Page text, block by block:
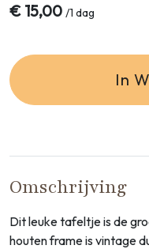
€ 15,00 /1 dag
In
Omschrijving
Dit leuke tafeltje is de
houten frame is vintage